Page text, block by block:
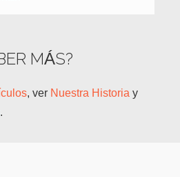
MÁS?
, ver Nuestra Historia y
.